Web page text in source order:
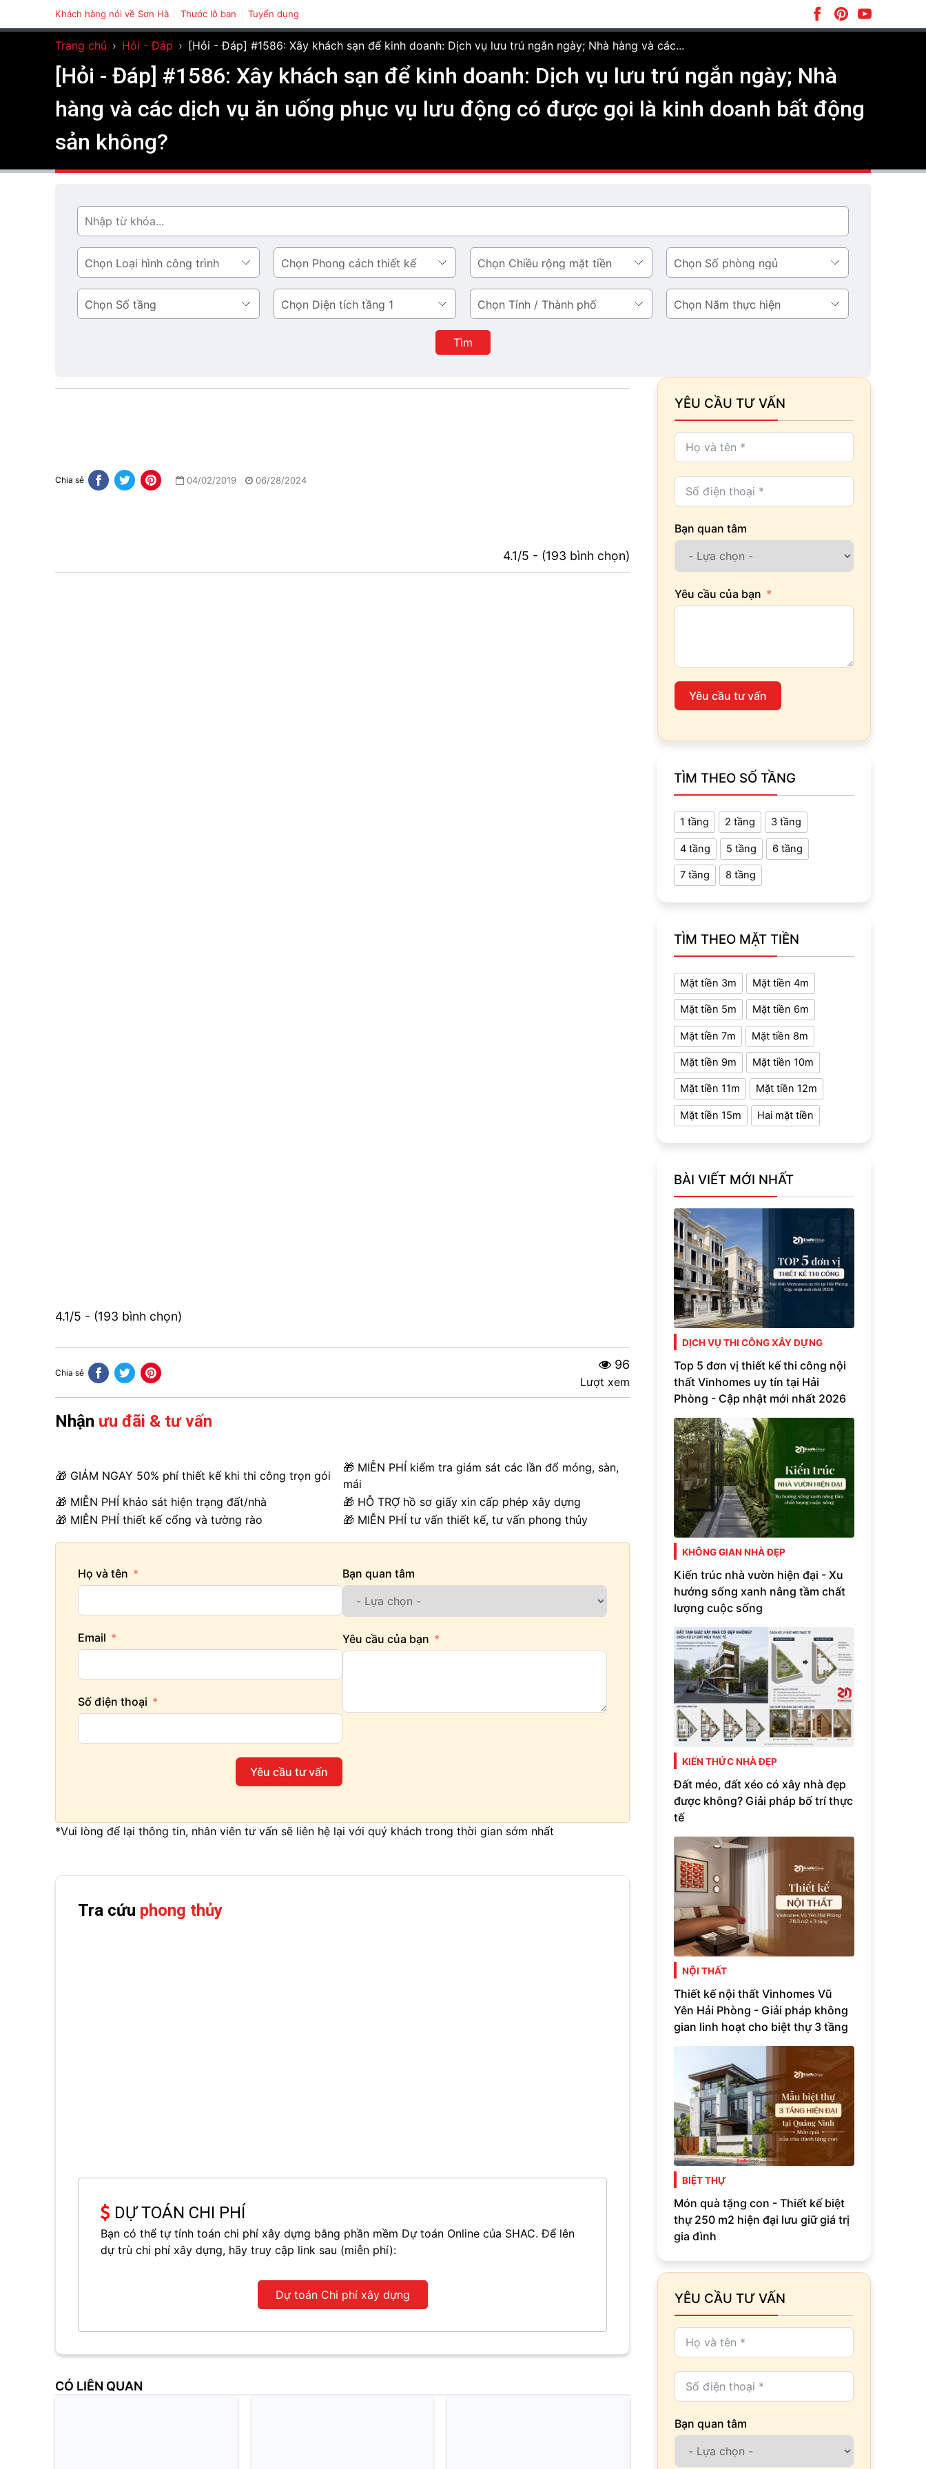
Khách hàng nói về Sơn Hà Thước lỗ ban Tuyển dụng
Trang chủ › Hỏi - Đáp › [Hỏi - Đáp] #1586: Xây khách sạn để kinh doanh: Dịch vụ lưu trú ngắn ngày; Nhà hàng và các...
[Hỏi - Đáp] #1586: Xây khách sạn để kinh doanh: Dịch vụ lưu trú ngắn ngày; Nhà
hàng và các dịch vụ ăn uống phục vụ lưu động có được gọi là kinh doanh bất động
sản không?
Tìm
Loại
hình
công
trình
Phong
cách
thiết
kế
Chiều
rộng
mặt
tiền
Số
phòng
ngủ
Số
tầng
Diện
tích
Tỉnh
/
Thành
phố
Năm
thực
Tìm
Chia sẻ 04/02/2019 06/28/2024
4.1/5 - (193 bình chọn)
4.1/5 - (193 bình chọn)
Chia sẻ
96
Lượt xem
Nhận ưu đãi & tư vấn
🎁 GIẢM NGAY 50% phí thiết kế khi thi công trọn gói
🎁 MIỄN PHÍ kiểm tra giám sát các lần đổ móng, sàn,
mái
🎁 MIỄN PHÍ khảo sát hiện trạng đất/nhà
🎁 HỖ TRỢ hồ sơ giấy xin cấp phép xây dựng
🎁 MIỄN PHÍ thiết kế cổng và tường rào
🎁 MIỄN PHÍ tư vấn thiết kế, tư vấn phong thủy
Họ và tên
Email
Số điện thoại
Yêu cầu tư vấn
Bạn quan tâm
Yêu cầu của bạn
*Vui lòng để lại thông tin, nhân viên tư vấn sẽ liên hệ lại với quý khách trong thời gian sớm nhất
Tra cứu phong thủy
DỰ TOÁN CHI PHÍ
Bạn có thể tự tính toán chi phí xây dựng bằng phần mềm Dự toán Online của SHAC. Để lên
dự trù chi phí xây dựng, hãy truy cập link sau (miễn phí):
Dự toán Chi phí xây dựng
CÓ LIÊN QUAN
YÊU CẦU TƯ VẤN
Bạn quan tâm
Yêu cầu của bạn
Yêu cầu tư vấn
TÌM THEO SỐ TẦNG
1 tầng 2 tầng 3 tầng
4 tầng 5 tầng 6 tầng
7 tầng 8 tầng
TÌM THEO MẶT TIỀN
Mặt tiền 3m Mặt tiền 4m
Mặt tiền 5m Mặt tiền 6m
Mặt tiền 7m Mặt tiền 8m
Mặt tiền 9m Mặt tiền 10m
Mặt tiền 11m Mặt tiền 12m
Mặt tiền 15m Hai mặt tiền
BÀI VIẾT MỚI NHẤT
DỊCH VỤ THI CÔNG XÂY DỰNG
Top 5 đơn vị thiết kế thi công nội
thất Vinhomes uy tín tại Hải
Phòng - Cập nhật mới nhất 2026
KHÔNG GIAN NHÀ ĐẸP
Kiến trúc nhà vườn hiện đại - Xu
hướng sống xanh nâng tầm chất
lượng cuộc sống
KIẾN THỨC NHÀ ĐẸP
Đất méo, đất xéo có xây nhà đẹp
được không? Giải pháp bố trí thực
tế
NỘI THẤT
Thiết kế nội thất Vinhomes Vũ
Yên Hải Phòng - Giải pháp không
gian linh hoạt cho biệt thự 3 tầng
BIỆT THỰ
Món quà tặng con - Thiết kế biệt
thự 250 m2 hiện đại lưu giữ giá trị
gia đình
YÊU CẦU TƯ VẤN
Bạn quan tâm